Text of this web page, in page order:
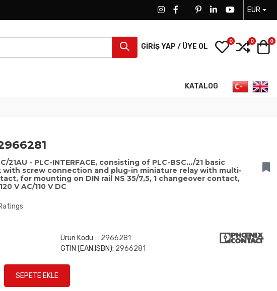
FACEBOOK SOCIAL LINK
FACEBOOK SOCIAL LINK
TWITTER SOCIAL LINK
PINTEREST SOCIAL LINK
LINKEDIN SOCIAL
YOUTUBE
EUR
GIRIŞ YAP / ÜYE OL My Wishlist
0 0 0
KATALOG Dilinizi seçin
21AU - PLC-INTERFACE, consisting of PLC-BSC.../21 basic
with screw connection and plug-in miniature relay with multi-
for mounting on DIN rail NS 35/7,5, 1 changeover contact,
V AC/110 V DC
Ürün Kodu : : 2966281
GTIN (EAN,ISBN): 2966281